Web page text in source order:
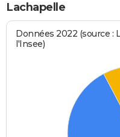
Lachapelle
Données 2022 (source :
l'Insee)